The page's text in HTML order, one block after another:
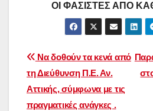
ΟΙ ΦΑΣΙΣΤΕΣ ΑΠΟ
Πλοήγηση
άρθρων
Να δοθούν τα κενά από
τη Διεύθυνση Π.Ε. Αν.
Αττικής, σύμφωνα με τις
πραγματικές ανάγκες .